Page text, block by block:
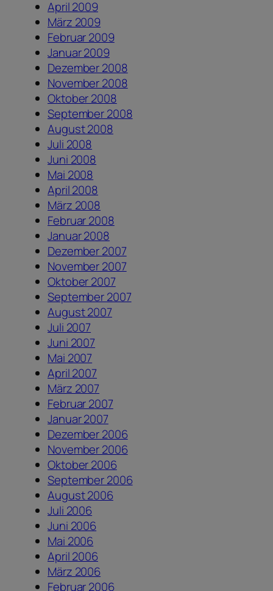
April 2009
März 2009
Februar 2009
Januar 2009
Dezember 2008
November 2008
Oktober 2008
September 2008
August 2008
Juli 2008
Juni 2008
Mai 2008
April 2008
März 2008
Februar 2008
Januar 2008
Dezember 2007
November 2007
Oktober 2007
September 2007
August 2007
Juli 2007
Juni 2007
Mai 2007
April 2007
März 2007
Februar 2007
Januar 2007
Dezember 2006
November 2006
Oktober 2006
September 2006
August 2006
Juli 2006
Juni 2006
Mai 2006
April 2006
März 2006
Februar 2006